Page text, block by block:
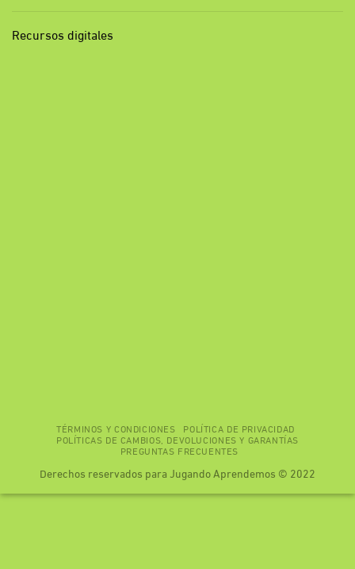
Recursos digitales
TÉRMINOS Y CONDICIONES POLÍTICA DE PRIVACIDAD
POLÍTICAS DE CAMBIOS, DEVOLUCIONES Y GARANTÍAS
PREGUNTAS FRECUENTES
Derechos reservados para Jugando Aprendemos © 2022